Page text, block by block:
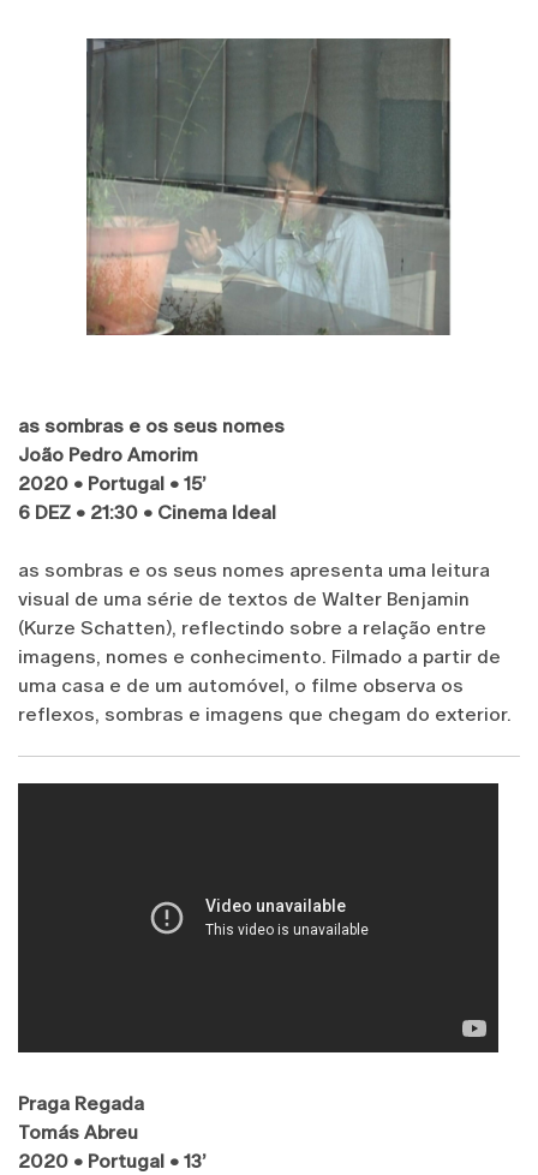
as sombras e os seus nomes
João Pedro Amorim
2020 • Portugal • 15’
6 DEZ • 21:30 • Cinema Ideal
as sombras e os seus nomes apresenta uma leitura
visual de uma série de textos de Walter Benjamin
(Kurze Schatten), reflectindo sobre a relação entre
imagens, nomes e conhecimento. Filmado a partir de
uma casa e de um automóvel, o filme observa os
reflexos, sombras e imagens que chegam do exterior.
Praga Regada
Tomás Abreu
2020 • Portugal • 13’